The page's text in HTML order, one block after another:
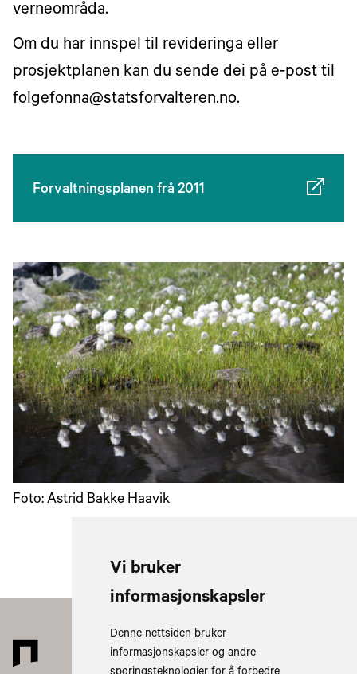
Vi bruker
informasjonskapsler
Denne nettsiden bruker
informasjonskapsler og andre
verneområda.
Om du har innspel til revideringa eller
prosjektplanen kan du sende dei på e-post til
folgefonna@statsforvalteren.no.
Forvaltningsplanen frå 2011
Foto: Astrid Bakke Haavik